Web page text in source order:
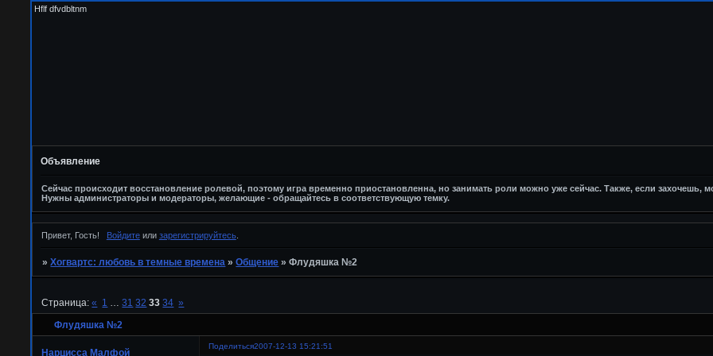
Hflf dfvdbltnm
Объявление
Сейчас происходит восстановление ролевой, поэтому игра временно приостановленна, но занимать роли можно уже сейчас. Также, если захочешь,
Нужны администраторы и модераторы, желающие - обращайтесь в соответствующую темку.
Привет, Гость! Войдитеили зарегистрируйтесь.
»Хогвартс: любовь в темные времена »Общение »Флудяшка №2
Флудяшка №2
Страница:« 1 31 32 33 34 »
Поделиться2007-12-13 15:21:51
Нарцисса Малфой